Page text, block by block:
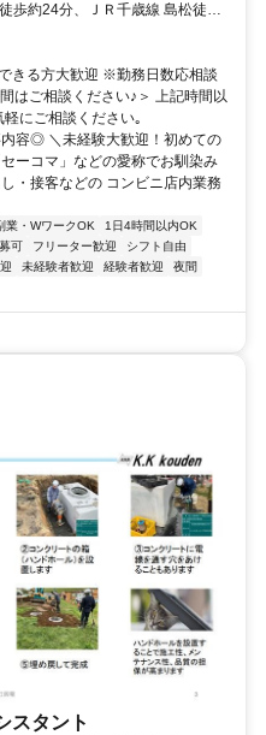
歩約24分、ＪＲ千歳線 島松徒歩
約116分
きる方大歓迎 ※勤務日数応相談
はご相談ください♪＞ 上記時間以
にご相談ください｡
容◎ ＼未経験大歓迎！初めての
ーコマ」などの愛称でお馴染み
・接客などの コンビニ店内業務
業・WワークOK
1日4時間以内OK
可 フリーター歓迎
シフト自由
未経験者歓迎 経験者歓迎
夜間
スタント